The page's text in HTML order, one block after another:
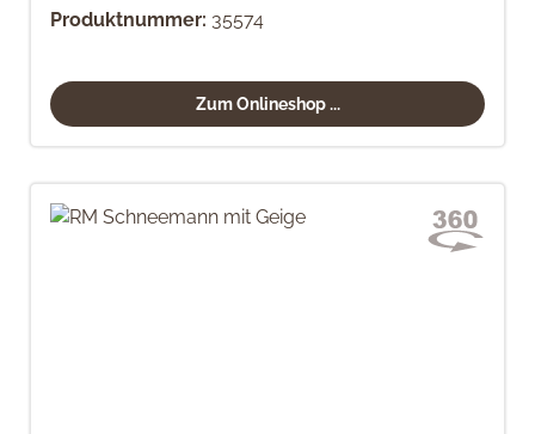
Produktnummer: 35574
Zum Onlineshop ...